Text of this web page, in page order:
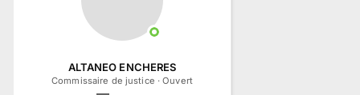
ALTANEO ENCHERES
Commissaire de justice ·Ouvert